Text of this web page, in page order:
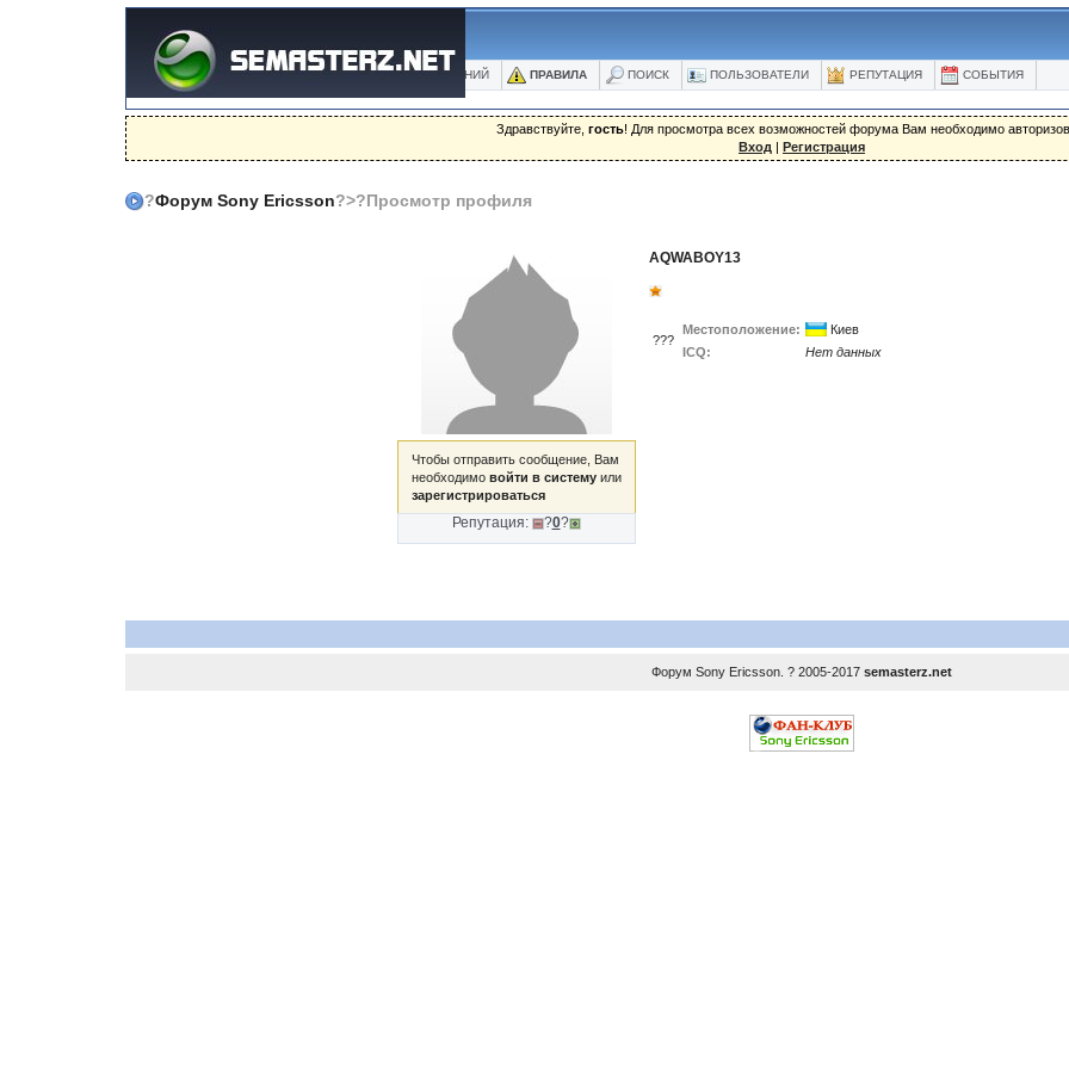
ФОРУМ БЛОГИ ФОТО БАЗА ЗНАНИЙ ПРАВИЛА ПОИСК ПОЛЬЗОВАТЕЛИ РЕПУТАЦИЯ СОБЫТИЯ
Здравствуйте, гость! Для просмотра всех возможностей форума Вам необходимо
Вход | Регистрация
?Форум Sony Ericsson?>?Просмотр профиля
Чтобы отправить сообщение, Вам
необходимо войти в системуили
зарегистрироваться
Репутация: ?0?
AQWABOY13
???
Местоположение:
Киев
ICQ:
Нет данных
Форум Sony Ericsson . ? 2005-2017 semasterz.net